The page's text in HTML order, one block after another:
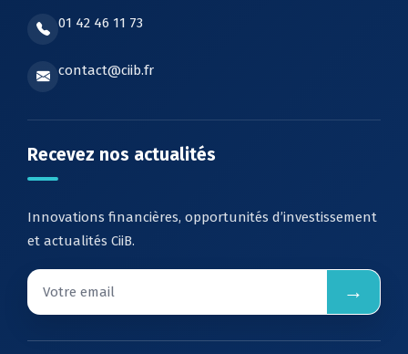
01 42 46 11 73
contact@ciib.fr
Recevez nos actualités
Innovations financières, opportunités d’investissement
et actualités CiiB.
→